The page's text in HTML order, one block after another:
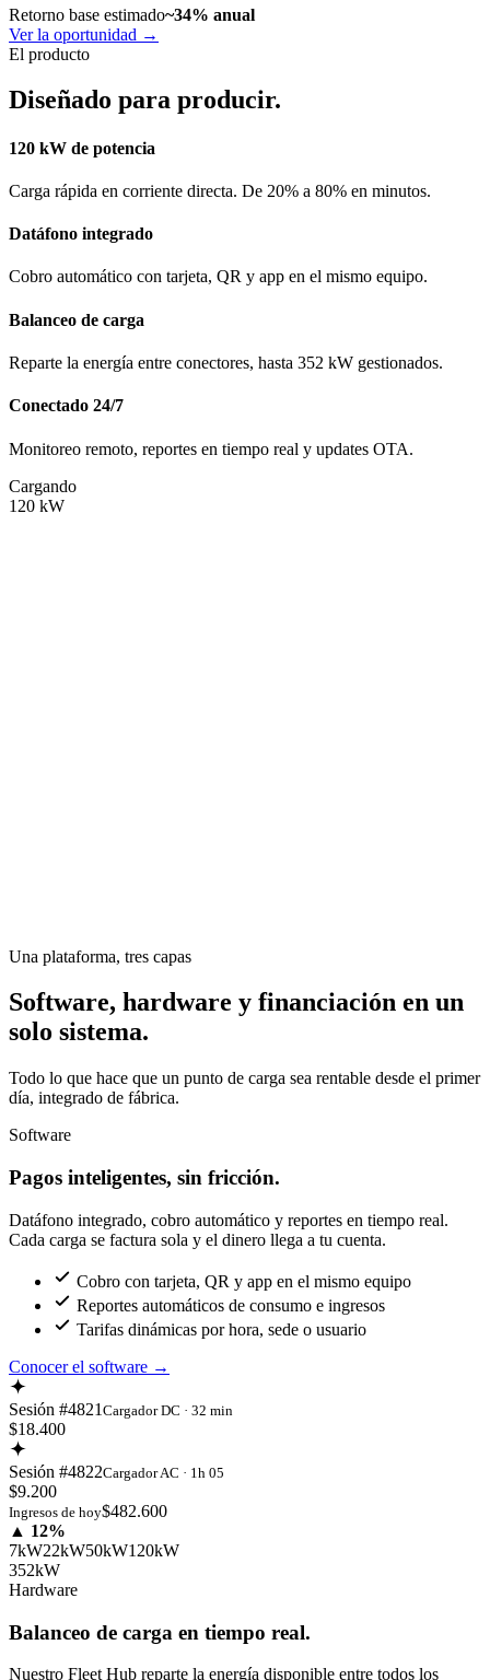
Retorno base estimado~34% anual
Ver la oportunidad →
El producto
Diseñado para producir.
120 kW de potencia
Carga rápida en corriente directa. De 20% a 80% en minutos.
Datáfono integrado
Cobro automático con tarjeta, QR y app en el mismo equipo.
Balanceo de carga
Reparte la energía entre conectores, hasta 352 kW gestionados.
Conectado 24/7
Monitoreo remoto, reportes en tiempo real y updates OTA.
Cargando
120 kW
Una plataforma, tres capas
Software, hardware y financiación en un
solo sistema.
Todo lo que hace que un punto de carga sea rentable desde el primer
día, integrado de fábrica.
Software
Pagos inteligentes, sin fricción.
Datáfono integrado, cobro automático y reportes en tiempo real.
Cada carga se factura sola y el dinero llega a tu cuenta.
Cobro con tarjeta, QR y app en el mismo equipo
Reportes automáticos de consumo e ingresos
Tarifas dinámicas por hora, sede o usuario
Conocer el software →
Sesión #4821 Cargador DC · 32 min
$18.400
Sesión #4822Cargador AC · 1h 05
$9.200
Ingresos de hoy$482.600
▲ 12%
7kW22kW50kW120kW
352kW
Hardware
Balanceo de carga en tiempo real.
Nuestro Fleet Hub reparte la energía disponible entre todos los